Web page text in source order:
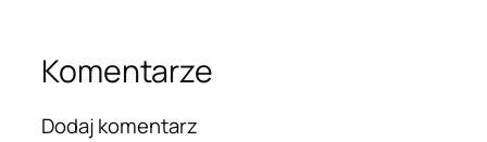
Komentarze
Dodaj komentarz